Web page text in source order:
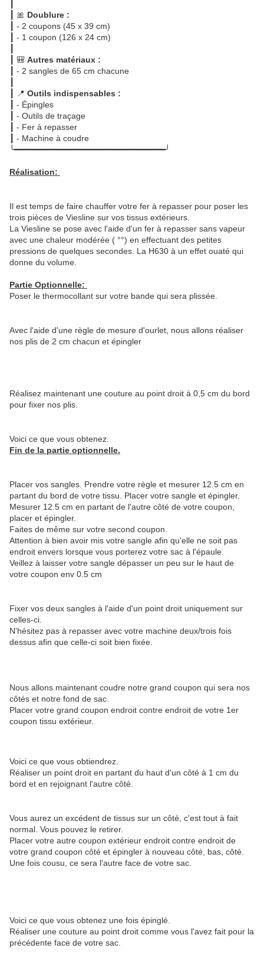
┃ 🎀 Doublure :
┃ - 2 coupons (45 x 39 cm)
┃ - 1 coupon (126 x 24 cm)
┃ 🎒 Autres matériaux :
┃ - 2 sangles de 65 cm chacune
┃ 📍 Outils indispensables :
┃ - Épingles
┃ - Outils de traçage
┃ - Fer à repasser
┃ - Machine à coudre
╰━━━━━━━━━━━━━━━━━━━━━━━━━━━━━━━━╯
Réalisation:
Il est temps de faire chauffer votre fer à repasser pour poser les
trois pièces de Viesline sur vos tissus extérieurs.
La Viesline se pose avec l'aide d'un fer à repasser sans vapeur
avec une chaleur modérée ( °°) en effectuant des petites
pressions de quelques secondes. La H630 à un effet ouaté qui
donne du volume.
Partie Optionnelle:
Poser le thermocollant sur votre bande qui sera plissée.
Avec l'aide d'une règle de mesure d'ourlet, nous allons réaliser
nos plis de 2 cm chacun et épingler
Réalisez maintenant une couture au point droit à 0,5 cm du bord
pour fixer nos plis.
Voici ce que vous obtenez.
Fin de la partie optionnelle.
Placer vos sangles. Prendre votre règle et mesurer 12.5 cm en
partant du bord de votre tissu. Placer votre sangle et épingler.
Mesurer 12.5 cm en partant de l'autre côté de votre coupon,
placer et épingler.
Faites de même sur votre second coupon.
Attention à bien avoir mis votre sangle afin qu'elle ne soit pas
endroit envers lorsque vous porterez votre sac à l'épaule.
Veillez à laisser votre sangle dépasser un peu sur le haut de
votre coupon env 0.5 cm
Fixer vos deux sangles à l'aide d'un point droit uniquement sur
celles-ci.
N'hésitez pas à repasser avec votre machine deux/trois fois
dessus afin que celle-ci soit bien fixée.
Nous allons maintenant coudre notre grand coupon qui sera nos
côtés et notre fond de sac.
Placer votre grand coupon endroit contre endroit de votre 1er
coupon tissu extérieur.
Voici ce que vous obtiendrez.
Réaliser un point droit en partant du haut d'un côté à 1 cm du
bord et en rejoignant l'autre côté.
Vous aurez un excédent de tissus sur un côté, c'est tout à fait
normal. Vous pouvez le retirer.
Placer votre autre coupon extérieur endroit contre endroit de
votre grand coupon côté et épingler à nouveau côté, bas, côté.
Une fois cousu, ce sera l'autre face de votre sac.
Voici ce que vous obtenez une fois épinglé.
Réaliser une couture au point droit comme vous l'avez fait pour la
précédente face de votre sac.